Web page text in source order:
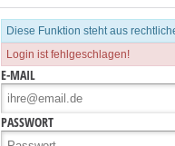
Diese Funktion steht aus
Login ist fehlgeschlagen!
E-MAIL
PASSWORT